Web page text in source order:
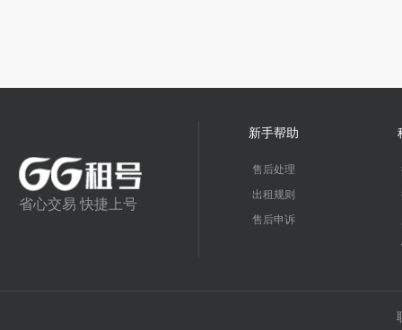
省心交易 快捷上号
新手帮助
售后处理
出租规则
售后申诉